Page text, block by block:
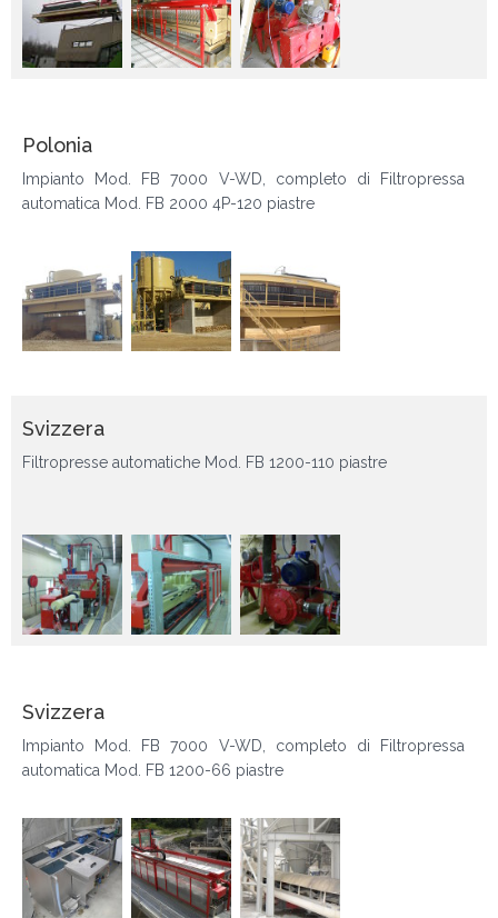
Polonia
Impianto Mod. FB 7000 V-WD, completo di Filtropressa
automatica Mod. FB 2000 4P-120 piastre
Svizzera
Filtropresse automatiche Mod. FB 1200-110 piastre
Svizzera
Impianto Mod. FB 7000 V-WD, completo di Filtropressa
automatica Mod. FB 1200-66 piastre